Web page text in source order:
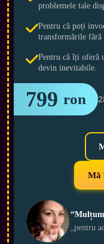
problemele tale
Pentru că poți
transformările fără
Pentru că îți oferă
devin inevitabile.
799 ron
Mă
„pentru